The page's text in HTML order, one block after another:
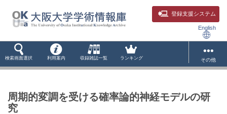
登録支援システム
English
検索画面選択 利用案内 収録雑誌一覧 ランキング その他
周期的変調を受ける確率論的神経モデルの研
究